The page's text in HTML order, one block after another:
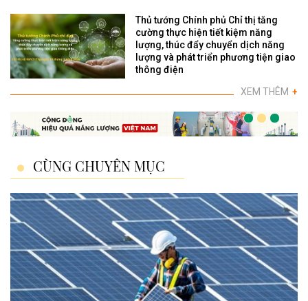
Thủ tướng Chính phủ Chỉ thị tăng
cường thực hiện tiết kiệm năng
lượng, thúc đẩy chuyển dịch năng
lượng và phát triển phương tiện giao
thông điện
XEM THÊM +
CÙNG CHUYÊN MỤC